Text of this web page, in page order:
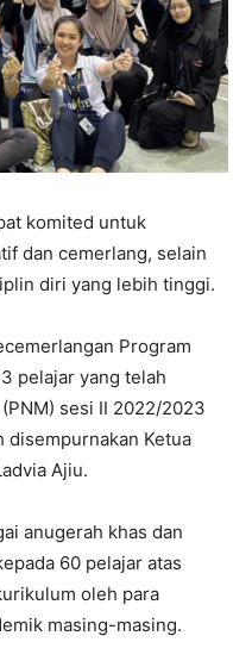
komited untuk
dan cemerlang, selain
diri yang lebih tinggi.
Program
pelajar yang telah
sesi II 2022/2023
disempurnakan Ketua
Ajiu.
anugerah khas dan
60 pelajar atas
oleh para
masing-masing.